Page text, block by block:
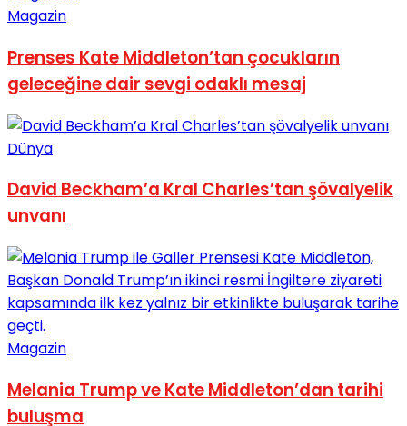
Magazin
Prenses Kate Middleton’tan çocukların
geleceğine dair sevgi odaklı mesaj
Dünya
David Beckham’a Kral Charles’tan şövalyelik
unvanı
Magazin
Melania Trump ve Kate Middleton’dan tarihi
buluşma